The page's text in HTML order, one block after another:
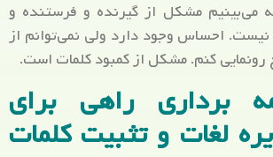
می‌بینیم مشکل از گیرنده و فرستنده و
احساس وجود دارد ولی نمی‌توانم از
رونمایی کنم. مشکل از کمبود کلمات است.
برداری راهی برای
لغات و تثبیت کلمات